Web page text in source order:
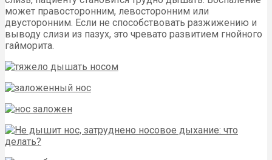
может правосторонним, левосторонним или
двусторонним. Если не способствовать разжижению и
выводу слизи из пазух, это чревато развитием гнойного
гайморита.